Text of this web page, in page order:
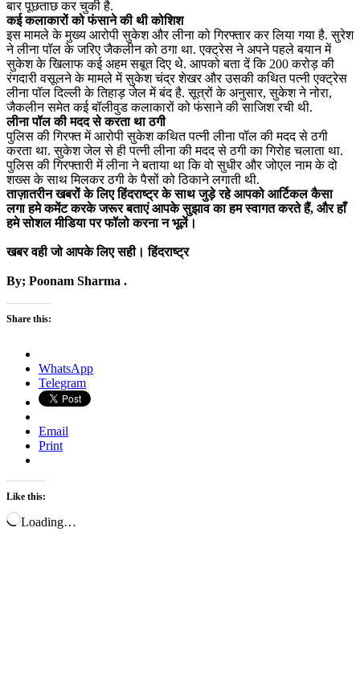
बार पूछताछ कर चुकी है.
कई कलाकारों को फंसाने की थी कोशिश
इस मामले के मुख्य आरोपी सुकेश और लीना को गिरफ्तार कर लिया गया है. सुरेश
ने लीना पॉल के जरिए जैकलीन को ठगा था. एक्ट्रेस ने अपने पहले बयान में
सुकेश के खिलाफ कई अहम सबूत दिए थे. आपको बता दें कि 200 करोड़ की
रंगदारी वसूलने के मामले में सुकेश चंद्र शेखर और उसकी कथित पत्नी एक्ट्रेस
लीना पॉल दिल्ली के तिहाड़ जेल में बंद है. सूत्रों के अनुसार, सुकेश ने नोरा,
जैकलीन समेत कई बॉलीवुड कलाकारों को फंसाने की साजिश रची थी.
लीना पॉल की मदद से करता था ठगी
पुलिस की गिरफ्त में आरोपी सुकेश कथित पत्नी लीना पॉल की मदद से ठगी
करता था. सुकेश जेल से ही पत्नी लीना की मदद से ठगी का गिरोह चलाता था.
पुलिस की गिरफ्तारी में लीना ने बताया था कि वो सुधीर और जोएल नाम के दो
शख्स के साथ मिलकर ठगी के पैसों को ठिकाने लगाती थी.
ताज़ातरीन खबरों के लिए हिंदराष्ट्र के साथ जुड़े रहे आपको आर्टिकल कैसा
लगा हमे कमेंट करके जरूर बताएं आपके सुझाव का हम स्वागत करते हैं, और हाँ
हमे सोशल मीडिया पर फॉलो करना न भूलें।
खबर वही जो आपके लिए सही। हिंदराष्ट्र
By; Poonam Sharma .
Share this:
WhatsApp
Telegram
Email
Print
Like this:
Loading…